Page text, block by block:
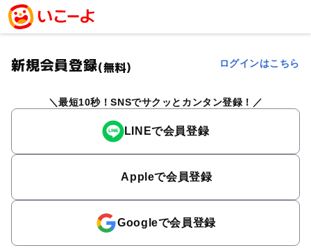
新規会員登録(無料) ログインはこちら
最短10秒！SNSでサクッとカンタン登録！
LINEで会員登録
Appleで会員登録
Googleで会員登録